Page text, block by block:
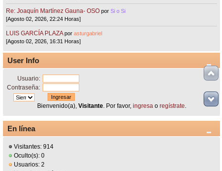
Re: Joaquín Martínez Gauna- OSO porSi o Si
[Agosto 02, 2026, 22:24 Horas]
LUIS GARCÍA PLAZA porasturgabriel
[Agosto 02, 2026, 16:31 Horas]
User Info
Usuario:
Contraseña:
Bienvenido(a), Visitante. Por favor, ingresao regístrate.
En línea
Visitantes: 914
Oculto(s): 0
Usuarios: 2